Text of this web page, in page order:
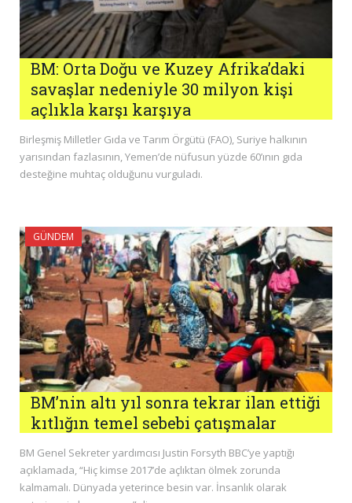
BM: Orta Doğu ve Kuzey Afrika’daki
savaşlar nedeniyle 30 milyon kişi
açlıkla karşı karşıya
Birleşmiş Milletler Gıda ve Tarım Örgütü (FAO), Suriye halkının
yarısından fazlasının, Yemen’de nüfusun yüzde 60’ının gıda
desteğine muhtaç olduğunu vurguladı.
GÜNDEM
BM’nin altı yıl sonra tekrar ilan ettiği
kıtlığın temel sebebi çatışmalar
BM Genel Sekreter yardımcısı Justin Forsyth BBC’ye yaptığı
açıklamada, “Hiç kimse 2017’de açlıktan ölmek zorunda
kalmamalı. Dünyada yeterince besin var. İnsanlık olarak